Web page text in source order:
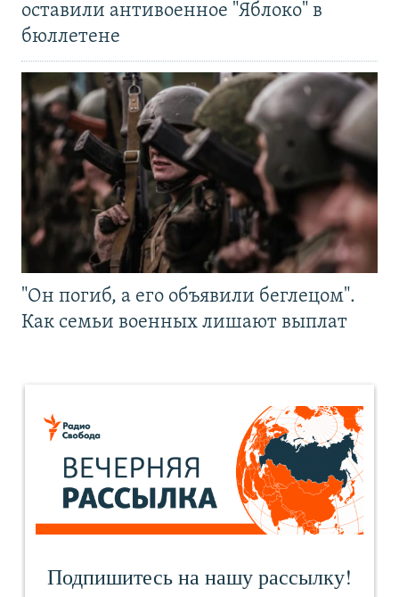
оставили антивоенное "Яблоко" в
бюллетене
"Он погиб, а его объявили беглецом".
Как семьи военных лишают выплат